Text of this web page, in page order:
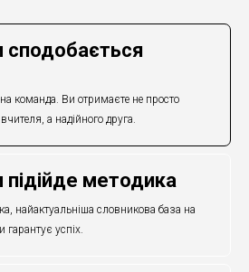
сподобається
команда. Ви отримаєте не просто
а надійного друга.
підійде методика
найактуальніша словникова база на
гарантує успіх.